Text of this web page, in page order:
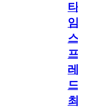
타
임
스
프
레
드]
최